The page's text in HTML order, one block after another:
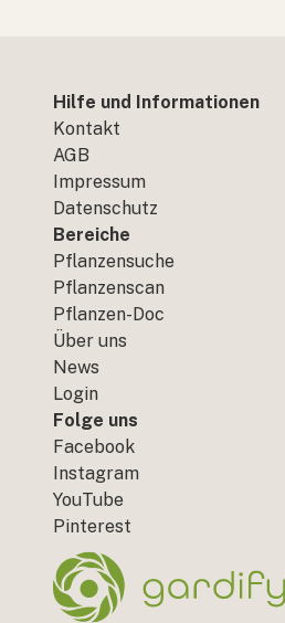
Hilfe und Informationen
Kontakt
AGB
Impressum
Datenschutz
Bereiche
Pflanzensuche
Pflanzenscan
Pflanzen-Doc
Über uns
News
Login
Folge uns
Facebook
Instagram
YouTube
Pinterest